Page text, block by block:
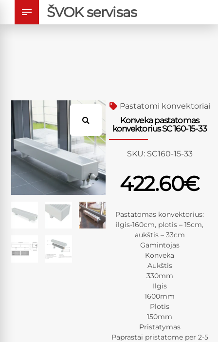
ŠVOK servisas
Pastatomi konvektoriai
Konveka pastatomas
konvektorius SC 160-15-33
SKU: SC160-15-33
422.60€
Pastatomas konvektorius:
ilgis-160cm, plotis – 15cm,
aukštis – 33cm
Gamintojas
Konveka
Aukštis
330mm
Ilgis
1600mm
Plotis
150mm
Pristatymas
Paprastai pristatome per 2-5